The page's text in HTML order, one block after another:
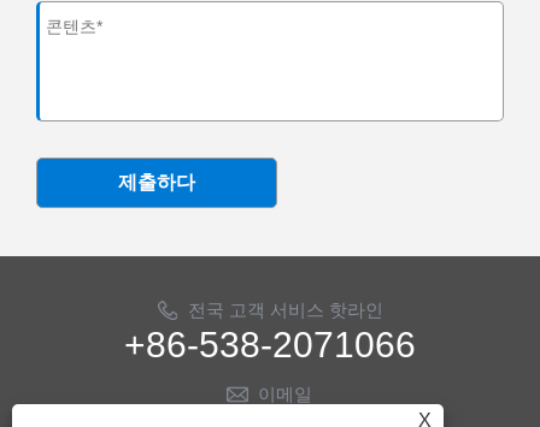
제출하다
전국 고객 서비스 핫라인
+86-538-2071066
이메일
X